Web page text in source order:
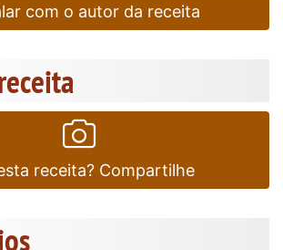
com o autor da receita
receita? Compartilhe